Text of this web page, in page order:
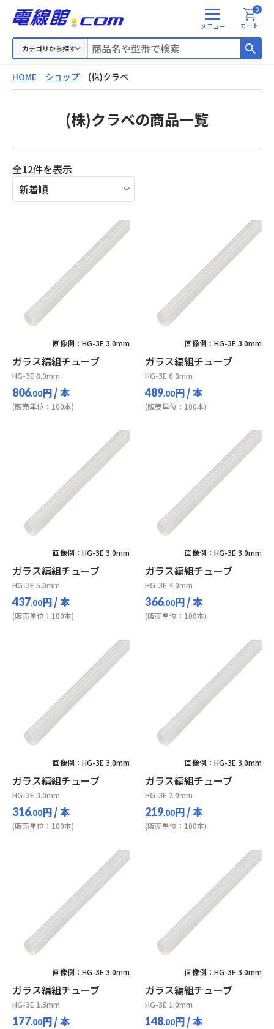
カテゴリから探す
メ
ニ
カート
0
HOME ショップ (株)クラベ
(株)クラベの商品一覧
全12件を表示新
い
画像例：HG-3E 3.0mm
ガラス編組チューブ
HG-3E 8.0mm
806.00円/ 本
(販売単位：100本)
画像例：HG-3E 3.0mm
ガラス編組チューブ
HG-3E 6.0mm
489.00円/ 本
(販売単位：100本)
画像例：HG-3E 3.0mm
ガラス編組チューブ
HG-3E 5.0mm
437.00円/ 本
(販売単位：100本)
画像例：HG-3E 3.0mm
ガラス編組チューブ
HG-3E 4.0mm
366.00円/ 本
(販売単位：100本)
画像例：HG-3E 3.0mm
ガラス編組チューブ
HG-3E 3.0mm
316.00円/ 本
(販売単位：100本)
画像例：HG-3E 3.0mm
ガラス編組チューブ
HG-3E 2.0mm
219.00円/ 本
(販売単位：100本)
画像例：HG-3E 3.0mm
ガラス編組チューブ
HG-3E 1.5mm
177.00円/ 本
画像例：HG-3E 3.0mm
ガラス編組チューブ
HG-3E 1.0mm
148.00円/ 本